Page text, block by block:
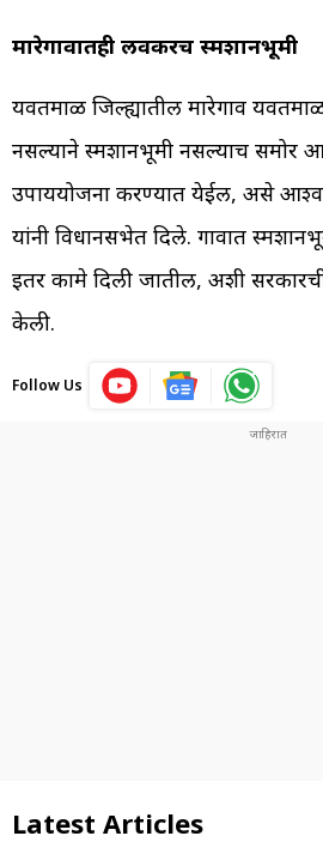
मारेगावातही लवकरच स्मशानभूमी
यवतमाळ जिल्ह्यातील मारेगाव
नसल्याने स्मशानभूमी नसल्याच समोर
उपाययोजना करण्यात येईल, असे
यांनी विधानसभेत दिले. गावात
इतर कामे दिली जातील, अशी
केली.
Follow Us
Latest Articles